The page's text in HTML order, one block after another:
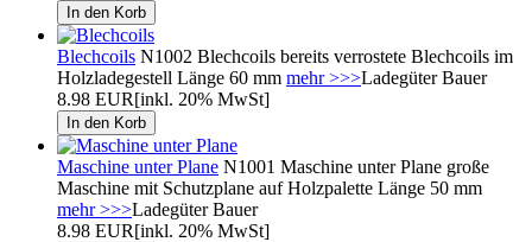
Blechcoils N1002 Blechcoils bereits verrostete Blechcoils im
Holzladegestell Länge 60 mm mehr >>>Ladegüter Bauer
8.98 EUR[inkl. 20% MwSt]
Maschine unter Plane N1001 Maschine unter Plane große
Maschine mit Schutzplane auf Holzpalette Länge 50 mm
mehr >>>Ladegüter Bauer
8.98 EUR[inkl. 20% MwSt]